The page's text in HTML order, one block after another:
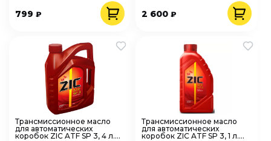
799 ₽ 2 600₽
Трансмиссионное масло
для автоматических
коробок ZIC ATF SP 3, 4 л.
Трансмиссионное масло
для автоматических
коробок ZIC ATF SP 3, 1 л.